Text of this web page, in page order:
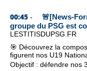
00:45 -
🚨[News-
groupe du PSG est
LESTITISDUPSG.FR
🎯 Découvrez la
figurent nos U19
Objectif : défendre nos